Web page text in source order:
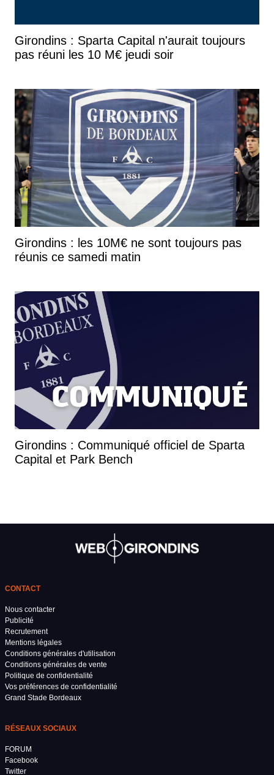
Girondins : Sparta Capital n'aurait toujours
pas réuni les 10 M€ jeudi soir
Girondins : les 10M€ ne sont toujours pas
réunis ce samedi matin
Girondins : Communiqué officiel de Sparta
Capital et Park Bench
CONTACT
Nous contacter
Publicité
Recrutement
Mentions légales
Conditions générales d'utilisation
Conditions générales de vente
Politique de confidentialité
Vos préférences de confidentialité
Grand Stade Bordeaux
RÉSEAUX SOCIAUX
FORUM
Facebook
Twitter